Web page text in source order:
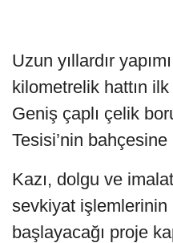
Uzun yıllardır
kilometrelik hattın
Geniş çaplı çelik
Tesisi’nin
Kazı, dolgu ve
sevkiyat işlemlerinin
başlayacağı proje